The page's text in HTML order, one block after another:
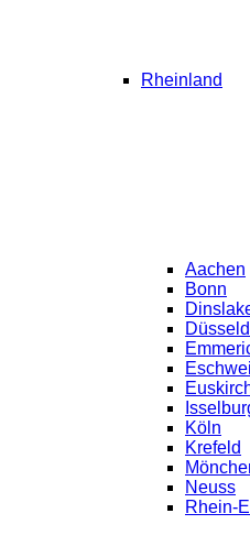
Rheinland
Aachen
Bonn
Köln
Krefeld
Neuss
Rhein-